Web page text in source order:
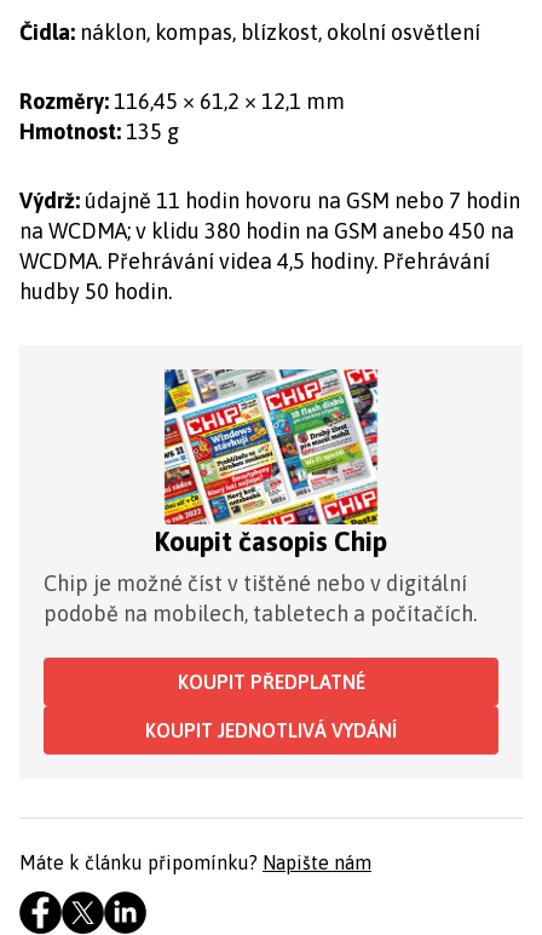
Čidla: náklon, kompas, blízkost, okolní osvětlení
Rozměry: 116,45 × 61,2 × 12,1 mm
Hmotnost: 135 g
Výdrž: údajně 11 hodin hovoru na GSM nebo 7 hodin
na WCDMA; v klidu 380 hodin na GSM anebo 450 na
WCDMA. Přehrávání videa 4,5 hodiny. Přehrávání
hudby 50 hodin.
Koupit časopis Chip
Chip je možné číst v tištěné nebo v digitální
podobě na mobilech, tabletech a počítačích.
KOUPIT PŘEDPLATNÉ
KOUPIT JEDNOTLIVÁ VYDÁNÍ
Máte k článku připomínku? Napište nám